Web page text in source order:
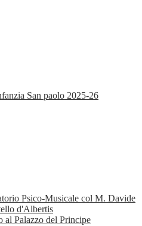
San paolo 2025-26
Psico-Musicale col M. Davide
d'Albertis
al Palazzo del Principe